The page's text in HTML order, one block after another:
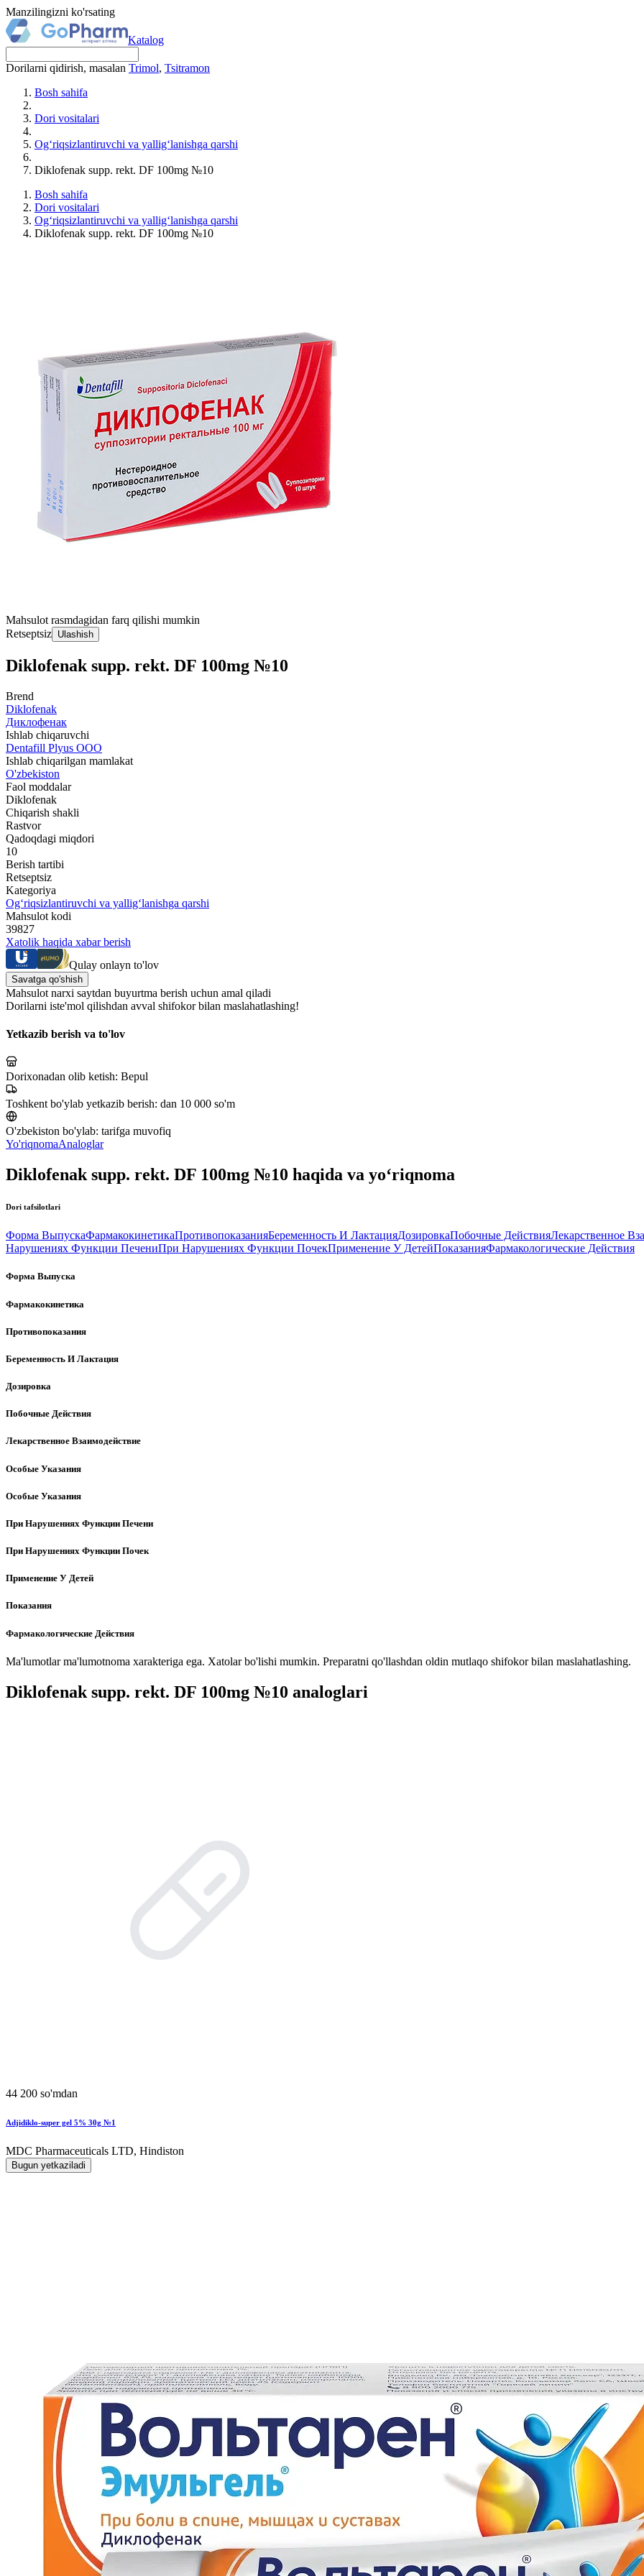
Manzilingizni ko'rsating
Katalog
Dorilarni qidirish, masalan Trimol, Tsitramon
Bosh sahifa
Dori vositalari
Og‘riqsizlantiruvchi va yallig‘lanishga qarshi
Diklofenak supp. rekt. DF 100mg №10
Bosh sahifa
Dori vositalari
Og‘riqsizlantiruvchi va yallig‘lanishga qarshi
Diklofenak supp. rekt. DF 100mg №10
Mahsulot rasmdagidan farq qilishi mumkin
Retseptsiz Ulashish
Diklofenak supp. rekt. DF 100mg №10
Brend
Diklofenak
Диклофенак
Ishlab chiqaruvchi
Dentafill Plyus OOO
Ishlab chiqarilgan mamlakat
O'zbekiston
Faol moddalar
Diklofenak
Chiqarish shakli
Rastvor
Qadoqdagi miqdori
10
Berish tartibi
Retseptsiz
Kategoriya
Og‘riqsizlantiruvchi va yallig‘lanishga qarshi
Mahsulot kodi
39827
Xatolik haqida xabar berish
Qulay onlayn to'lov
Savatga qo'shish
Mahsulot narxi saytdan buyurtma berish uchun amal qiladi
Dorilarni iste'mol qilishdan avval shifokor bilan maslahatlashing!
Yetkazib berish va to'lov
Dorixonadan olib ketish: Bepul
Toshkent bo'ylab yetkazib berish: dan 10 000 so'm
O'zbekiston bo'ylab: tarifga muvofiq
Yo'riqnomaAnaloglar
Diklofenak supp. rekt. DF 100mg №10 haqida va yo‘riqnoma
Dori tafsilotlari
Форма ВыпускаФармакокинетикаПротивопоказанияБеременность И ЛактацияДозировкаПобочные ДействияЛекарственное
Нарушениях Функции ПечениПри Нарушениях Функции ПочекПрименение У ДетейПоказанияФармакологические Действия
Форма Выпуска
Фармакокинетика
Противопоказания
Беременность И Лактация
Дозировка
Побочные Действия
Лекарственное Взаимодействие
Особые Указания
Особые Указания
При Нарушениях Функции Печени
При Нарушениях Функции Почек
Применение У Детей
Показания
Фармакологические Действия
Ma'lumotlar ma'lumotnoma xarakteriga ega. Xatolar bo'lishi mumkin. Preparatni qo'llashdan oldin mutlaqo shifokor bilan maslahatlashing.
Diklofenak supp. rekt. DF 100mg №10 analoglari
44 200 so'mdan
Adjidiklo-super gel 5% 30g №1
MDC Pharmaceuticals LTD, Hindiston
Bugun yetkaziladi